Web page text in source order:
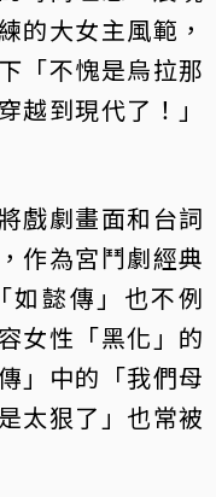
的大女主風範，
「不愧是烏拉那
到現代了！」
戲劇畫面和台詞
作為宮鬥劇經典
如懿傳」也不例
女性「黑化」的
」中的「我們母
太狠了」也常被